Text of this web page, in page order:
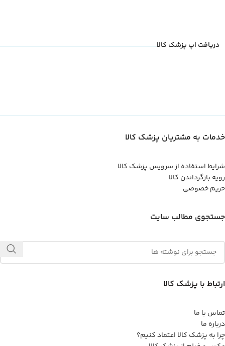
دریافت اپ پزشک کالا
خدمات به مشتریان پزشک کالا
شرایط استفاده از سرویس پزشک کالا
رویه بازگرداندن کالا
حریم خصوصی
جستجوی مطالب سایت
ارتباط با پزشک کالا
تماس با ما
درباره ما
چرا به پزشک کالا اعتماد کنیم؟